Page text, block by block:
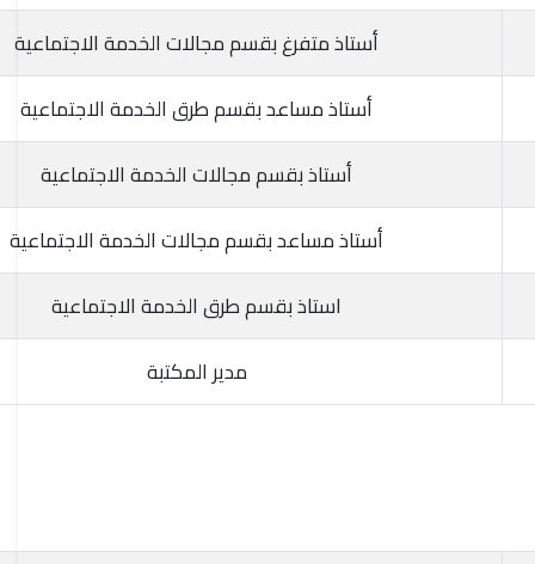
أستاذ متفرغ بقسم مجالات الخدمة الاجتماعية
أستاذ مساعد بقسم طرق الخدمة الاجتماعية
أستاذ بقسم مجالات الخدمة الاجتماعية
أستاذ مساعد بقسم مجالات الخدمة الاجتماعية
استاذ بقسم طرق الخدمة الاجتماعية
مدير المكتبة